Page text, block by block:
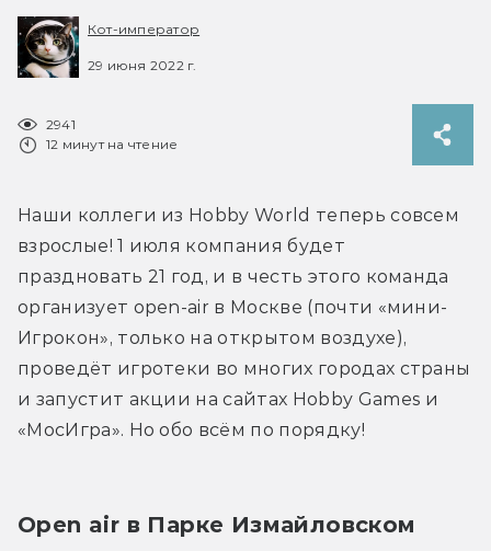
Кот-император
29 июня 2022 г.
2941
12 минут на чтение
Наши коллеги из Hobby World теперь совсем
взрослые! 1 июля компания будет
праздновать 21 год, и в честь этого команда
организует open-air в Москве (почти «мини-
Игрокон», только на открытом воздухе),
проведёт игротеки во многих городах страны
и запустит акции на сайтах Hobby Games и
«МосИгра». Но обо всём по порядку!
Open air в Парке Измайловском